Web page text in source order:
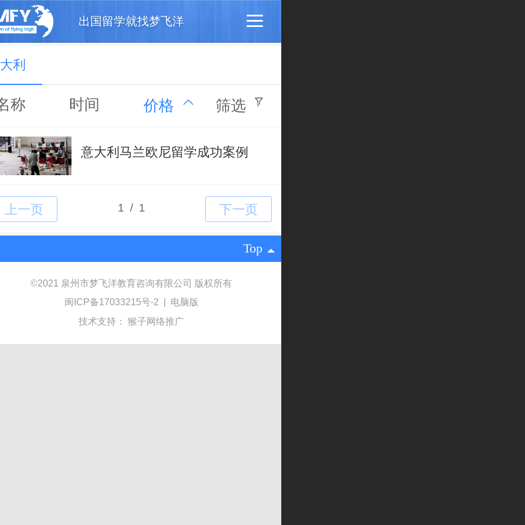
出国留学就找梦飞洋
利
称 时间 价格 筛选
意大利马兰欧尼留学成功案例
Top
©2021 泉州市梦飞洋教育咨询有限公司 版权所有
闽ICP备17033215号-2
电脑版
技术支持： 猴子网络推广